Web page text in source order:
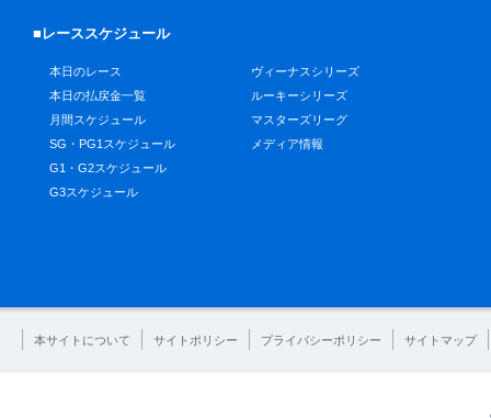
■レーススケジュール
本日のレース
本日の払戻金一覧
月間スケジュール
SG・PG1スケジュール
G1・G2スケジュール
G3スケジュール
ヴィーナスシリーズ
ルーキーシリーズ
マスターズリーグ
メディア情報
本サイトについて サイトポリシー プライバシーポリシー サイトマップ